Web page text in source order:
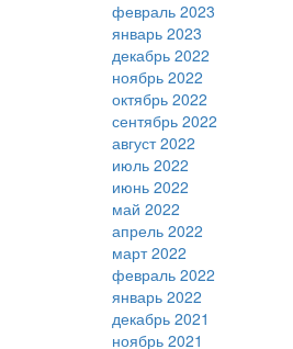
февраль 2023
январь 2023
декабрь 2022
ноябрь 2022
октябрь 2022
сентябрь 2022
август 2022
июль 2022
июнь 2022
май 2022
апрель 2022
март 2022
февраль 2022
январь 2022
декабрь 2021
ноябрь 2021